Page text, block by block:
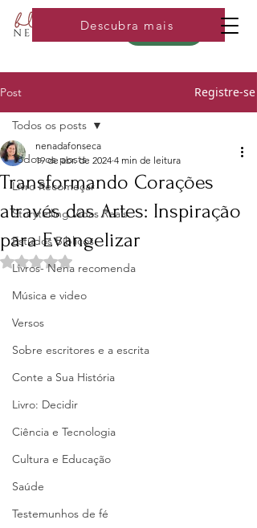
Loja
Descubra mais
Post Registre-se
Todos os posts
Livro Recomeçar
Storytelling Vidas Reais
Estudos Bíblicos
Livros- Nena recomenda
Música e video
Versos
Sobre escritores e a escrita
Conte a Sua História
Livro: Decidir
Ciência e Tecnologia
Cultura e Educação
Saúde
Testemunhos de fé
Todos os posts
Transformando Corações
através das Artes: Inspiração
para Evangelizar
nenadafonseca
19 de abr. de 2024 4 min de leitura
Avaliado com NaN de 5 estrelas.